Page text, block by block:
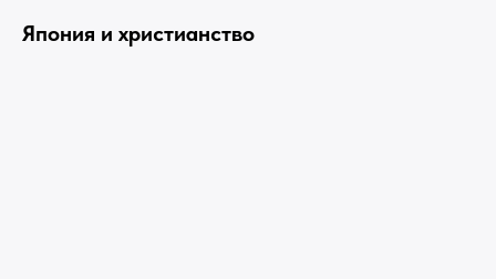
Япония и христианство